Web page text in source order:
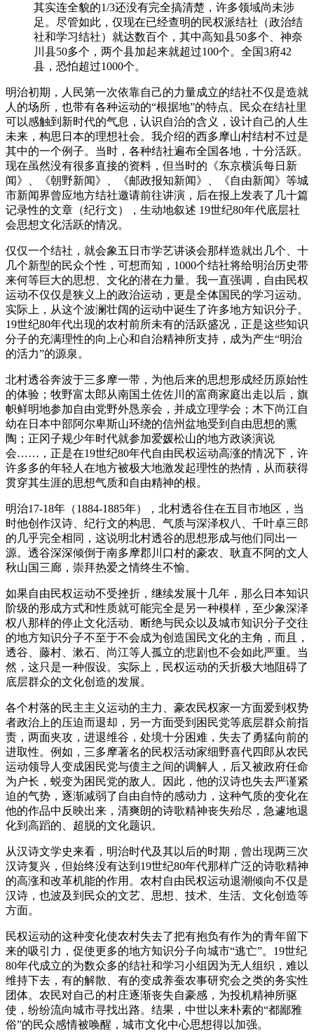
其实连全貌的1/3还没有完全搞清楚，许多领域尚未涉
足。尽管如此，仅现在已经查明的民权派结社（政治结
社和学习结社）就达数百个，其中高知县50多个、神奈
川县50多个，两个县加起来就超过100个。全国3府42
县，恐怕超过1000个。
明治初期，人民第一次依靠自己的力量成立的结社不仅是造就
人的场所，也带有各种运动的“根据地”的特点。民众在结社里
可以感触到新时代的气息，认识自治的含义，设计自己的人生
未来，构思日本的理想社会。我介绍的西多摩山村结村不过是
其中的一个例子。当时，各种结社遍布全国各地，十分活跃。
现在虽然没有很多直接的资料，但当时的《东京横浜每日新
闻》、《朝野新闻》、《邮政报知新闻》、《自由新闻》等城
市新闻界曾应地方结社邀请前往讲演，后在报上发表了几十篇
记录性的文章（纪行文），生动地叙述 19世纪80年代底层社
会思想文化活跃的情况。
仅仅一个结社，就会象五日市学艺讲谈会那样造就出几个、十
几个新型的民众个性，可想而知，1000个结社将给明治历史带
来何等巨大的思想、文化的潜在力量。我一直强调，自由民权
运动不仅仅是狭义上的政治运动，更是全体国民的学习运动。
实际上，从这个波澜壮阔的运动中诞生了许多地方知识分子。
19世纪80年代出现的农村前所未有的活跃盛况，正是这些知识
分子的充满理性的向上心和自治精神所支持，成为产生“明治
的活力”的源泉。
北村透谷奔波于三多摩一带，为他后来的思想形成经历原始性
的体验；牧野富太郎从南国土佐佐川的富商家庭出走以后，旗
帜鲜明地参加自由党野外恳亲会，并成立理学会；木下尚江自
幼在日本中部阿尔卑斯山环绕的信州盆地受到自由思想的熏
陶；正冈子规少年时代就参加爱媛松山的地方政谈演说
会……，正是在19世纪80年代自由民权运动高涨的情况下，许
许多多的年轻人在地方被极大地激发起理性的热情，从而获得
贯穿其生涯的思想气质和自由精神的根。
明治17-18年（1884-1885年），北村透谷住在五目市地区，当
时他创作汉诗、纪行文的构思、气质与深泽权八、千叶卓三郎
的几乎完全相同，这说明北村透谷的思想形成与他们同出一
源。透谷深深倾倒于南多摩郡川口村的豪农、耿直不阿的文人
秋山国三廊，崇拜热爱之情终生不愉。
如果自由民权运动不受挫折，继续发展十几年，那么日本知识
阶级的形成方式和性质就可能完全是另一种模样，至少象深泽
权八那样的停止文化活动、断绝与民众以及城市知识分子交往
的地方知识分子不至于不会成为创造国民文化的主角，而且，
透谷、藤村、漱石、尚江等人孤立的悲剧也不会如此严重。当
然，这只是一种假设。实际上，民权运动的夭折极大地阻碍了
底层群众的文化创造的发展。
各个村落的民主主义运动的主力、豪农民权家一方面爱到权势
者政治上的压迫而退却，另一方面受到困民党等底层群众前指
责，两面夹攻，进退维谷，处境十分困难，失去了勇猛向前的
进取性。例如，三多摩著名的民权活动家细野喜代四郎从农民
运动领导人变成困民党与债主之间的调解人，后又被政府任命
为户长，蜕变为困民党的敌人。因此，他的汉诗也失去严谨紧
迫的气势，逐渐减弱了自由自恃的感动力，这种气质的变化在
他的作品中反映出来，清爽朗的诗歌精神丧失殆尽，急遽地退
化到高蹈的、超脱的文化题识。
从汉诗文学史来看，明治时代及其以后的时期，曾出现两三次
汉诗复兴，但始终没有达到19世纪80年代那样广泛的诗歌精神
的高涨和改革机能的作用。农村自由民权运动退潮倾向不仅是
汉诗，也波及到民众的文艺、思想、技术、生活、文化创造等
方面。
民权运动的这种变化使农村失去了把有抱负有作为的青年留下
来的吸引力，促使更多的地方知识分子向城市“逃亡”。19世纪
80年代成立的为数众多的结社和学习小组因为无人组织，难以
维持下去，有的解散、有的变成养蚕农事研究会之类的务实性
团体。农民对自己的村庄逐渐丧失自豪感，为投机精神所驱
使，纷纷流向城市寻找出路。结果，中世以来朴素的“都鄙雅
俗”的民众感情被唤醒，城市文化中心思想得以加强。